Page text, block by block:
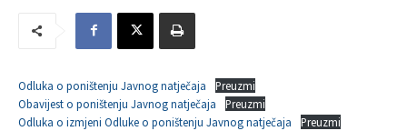
Odluka o poništenju Javnog natječaja
Preuzmi
Obavijest o poništenju Javnog natječaja
Preuzmi
Odluka o izmjeni Odluke o poništenju Javnog natječaja
Preuzmi